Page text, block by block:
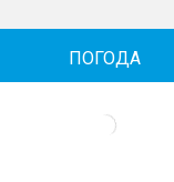
ПОГОДА